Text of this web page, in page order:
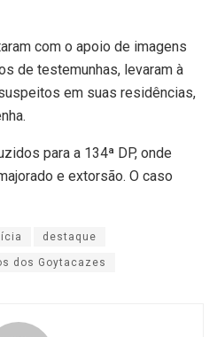
com o apoio de imagens
de testemunhas, levaram à
em suas residências,
para a 134ª DP, onde
e extorsão. O caso
destaque
dos Goytacazes